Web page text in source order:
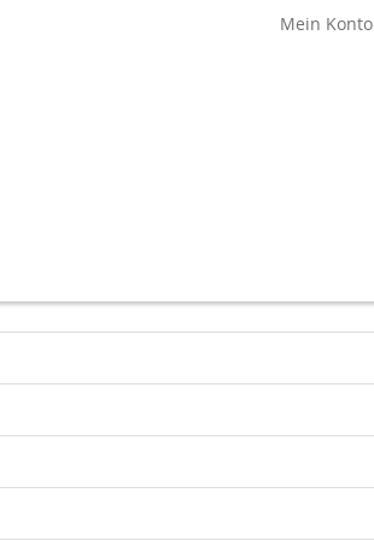
Mein Konto